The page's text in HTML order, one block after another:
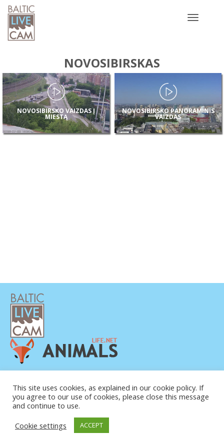
Toggle
NOVOSIBIRSKAS
NOVOSIBIRSKO VAIZDAS Į
MIESTĄ
NOVOSIBIRSKO PANORAMINIS
VAIZDAS
KONTAKTINĖ INFORMACIJA
APIE MUS
© COPYRIGHT 2015-2026. BALTIC LIVE CAM
This site uses cookies, as explained in our cookie policy. If
you agree to our use of cookies, please close this message
and continue to use.
Cookie settings
ACCEPT